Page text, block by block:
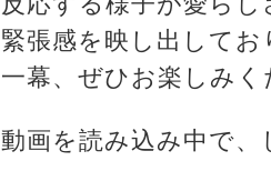
緊張感を映し出して
一幕、ぜひお楽しみく
動画を読み込み中で